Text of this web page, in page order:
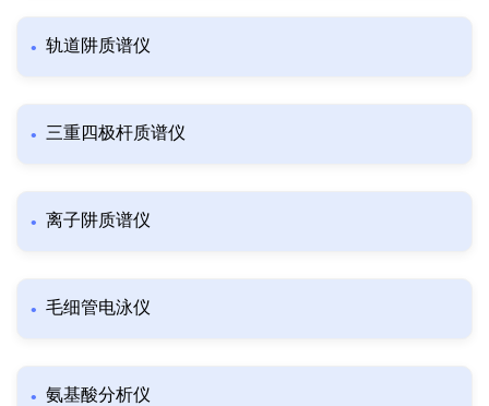
轨道阱质谱仪
三重四极杆质谱仪
离子阱质谱仪
毛细管电泳仪
氨基酸分析仪